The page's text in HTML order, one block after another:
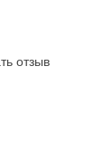
отзыв